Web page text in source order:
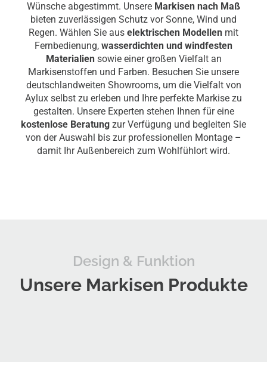
Wünsche abgestimmt. Unsere Markisen nach Maß
bieten zuverlässigen Schutz vor Sonne, Wind und
Regen. Wählen Sie aus elektrischen Modellen mit
Fernbedienung, wasserdichten und windfesten
Materialiensowie einer großen Vielfalt an
Markisenstoffen und Farben. Besuchen Sie unsere
deutschlandweiten Showrooms, um die Vielfalt von
Aylux selbst zu erleben und Ihre perfekte Markise zu
gestalten. Unsere Experten stehen Ihnen für eine
kostenlose Beratung zur Verfügung und begleiten Sie
von der Auswahl bis zur professionellen Montage –
damit Ihr Außenbereich zum Wohlfühlort wird.
Design & Funktion
Unsere Markisen Produkte